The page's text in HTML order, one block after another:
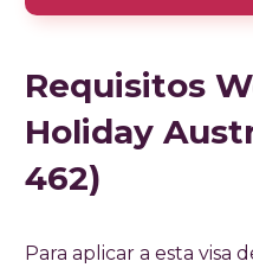
Requisitos
Holiday
462)
Para aplicar a esta visa